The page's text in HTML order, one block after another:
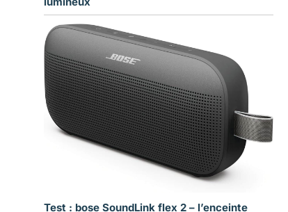
Test : bose SoundLink flex 2 – l’enceinte